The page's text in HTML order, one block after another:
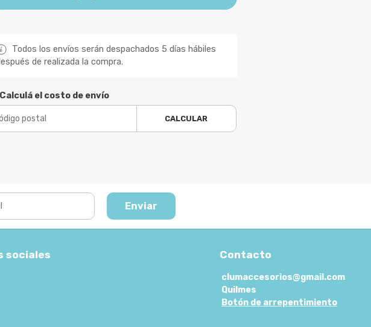
Todos los envíos serán despachados 5 días hábiles
de realizada la compra.
el costo de envío
CALCULAR
Enviar
sociales Contacto
clumaccesorios@gmail.com
Quilmes
Botón de arrepentimiento